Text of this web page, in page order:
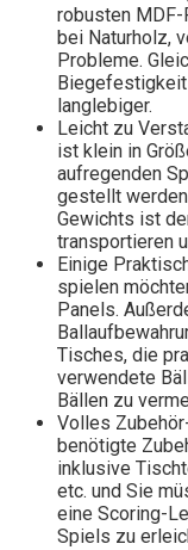
robusten
bei Naturholz,
Probleme.
langlebiger.
Leicht zu
ist klein in
aufregenden
gestellt
Gewichts ist
transportieren
Einige
spielen
Panels.
Tisches, die
verwendete
Bällen zu
Volles
benötigte
inklusive
etc. und Sie
eine Scoring-
Spiels zu